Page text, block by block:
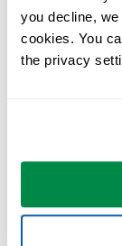
you decline,
cookies. You
the privacy
Je kunt meteen
De meeste
Gebruikt door